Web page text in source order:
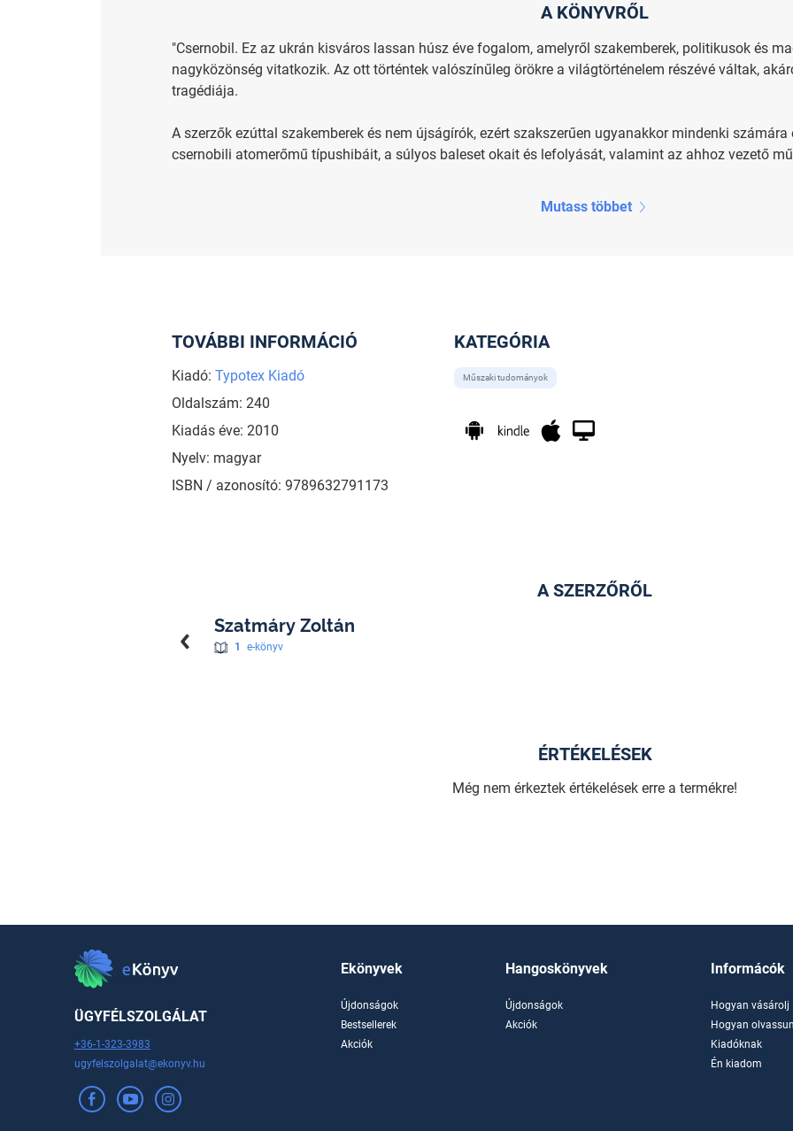
A KÖNYVRŐL
"Csernobil. Ez az ukrán kisváros lassan húsz éve fogalom, amelyről szakemberek, politikusok és
nagyközönség vitatkozik. Az ott történtek valószínűleg örökre a világtörténelem részévé váltak,
tragédiája.
A szerzők ezúttal szakemberek és nem újságírók, ezért szakszerűen ugyanakkor mindenki
csernobili atomerőmű típushibáit, a súlyos baleset okait és lefolyását, valamint az ahhoz vezető
Mutass többet
TOVÁBBI INFORMÁCIÓ
Kiadó: Typotex Kiadó
Oldalszám: 240
Kiadás éve: 2010
Nyelv: magyar
ISBN / azonosító: 9789632791173
KATEGÓRIA
Műszaki tudományok
A SZERZŐRŐL
Szatmáry Zoltán
1 e-könyv
ÉRTÉKELÉSEK
Még nem érkeztek értékelések erre a termékre!
ÜGYFÉLSZOLGÁLAT
+36-1-323-3983
ugyfelszolgalat@ekonyv.hu
Ekönyvek
Újdonságok
Bestsellerek
Akciók
Hangoskönyvek
Újdonságok
Akciók
Informácók
Hogyan vásárolj
Hogyan
Kiadóknak
Én kiadom